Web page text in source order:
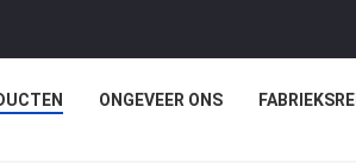
ONGEVEER ONS